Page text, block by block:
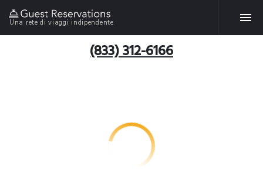
Una rete di viaggi indipendente
(833) 312-6166